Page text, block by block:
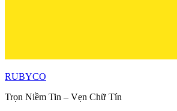
RUBYCO
Trọn Niềm Tin – Vẹn Chữ Tín